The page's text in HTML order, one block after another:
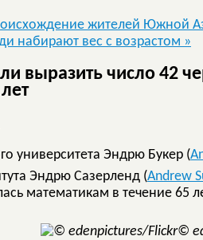
жителей Южной
набирают вес с возрастом »
выразить число 42
университета Эндрю Букер (
Эндрю Сазерленд (Andrew
математикам в течение 65
©